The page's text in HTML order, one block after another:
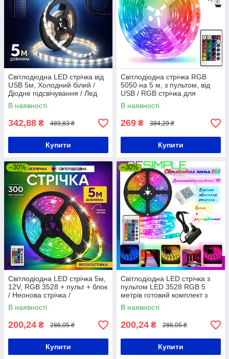
Світлодіодна LED стрічка від
USB 5м, Холодний білий /
Діодне підсвічування / Лед
підсвітка / LED стрічка від
повербанка
В наявності
342,88 ₴ 489,83 ₴
Купити
Світлодіодна стрічка RGB
5050 на 5 м, з пультом, від
USB / RGB стрічка для
фонового підсвічування
В наявності
269 ₴ 384,29 ₴
Купити
–30%
Світлодіодна LED стрічка 5м,
12V, RGB 3528 + пульт + блок
/ Неонова стрічка /
Підсвічування в кімнату / RGB
стрічка
В наявності
200,24 ₴ 286,05 ₴
Купити
–30%
Світлодіодна LED стрічка з
пультом LED 3528 RGB 5
метрів готовий комплект з
блоком живлення
В наявності
200,24 ₴ 286,05 ₴
Купити